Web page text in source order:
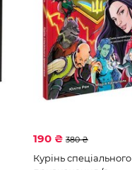
190 ₴ 380 ₴
Курінь спеціального